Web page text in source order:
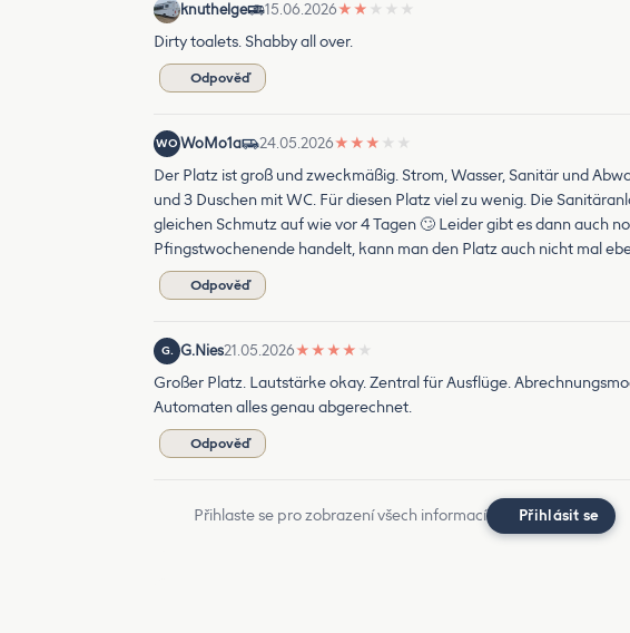
knuthelge 15.06.2026★ ★ ★ ★ ★
Dirty toalets. Shabby all over.
Odpověď
WO WoMo1a 24.05.2026★ ★ ★ ★ ★
Der Platz ist groß und zweckmäßig. Strom, Wasser, Sanitär und
und 3 Duschen mit WC. Für diesen Platz viel zu wenig. Die
gleichen Schmutz auf wie vor 4 Tagen 🙄 Leider gibt es dann auch
Pfingstwochenende handelt, kann man den Platz auch nicht mal
Odpověď
G. G.Nies21.05.2026★ ★ ★ ★ ★
Großer Platz. Lautstärke okay. Zentral für Ausflüge.
Automaten alles genau abgerechnet.
Odpověď
Přihlaste se pro zobrazení všech informací Přihlásit se